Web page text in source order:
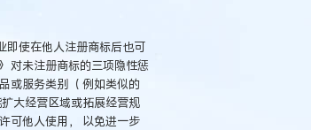
即使在他人注册商标后也可
对未注册商标的三项隐性惩
或服务类别（ 例如类似的
大经营区域或拓展经营规
可他人使用， 以免进一步